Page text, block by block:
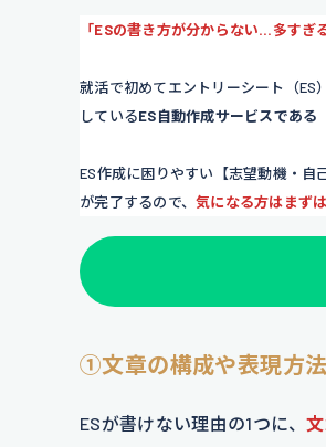
「ESの書き方が分からない…多す
就活で初めてエントリーシート（ES
しているES自動作成サービスである
ES作成に困りやすい【志望動機・自
が完了するので、気になる方はまず
①文章の構成や表現方
ESが書けない理由の1つに、